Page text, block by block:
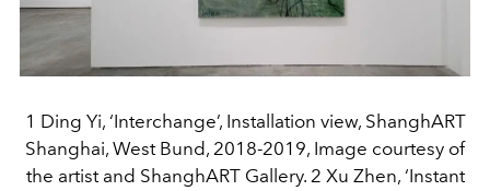
1 Ding Yi, ‘Interchange’, Installation view, ShanghART
Shanghai, West Bund, 2018-2019, Image courtesy of
the artist and ShanghART Gallery. 2 Xu Zhen, ‘Instant